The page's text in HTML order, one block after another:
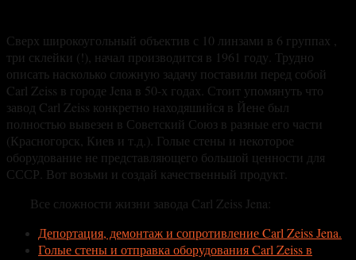
Сверх широкоугольный объектив с 10 линзами в 6 группах ,
три склейки (!), начал производится в 1961 году. Трудно
описать насколько сложную задачу поставили перед собой
Carl Zeiss в городе Jena в 50-х годах. Стоит упомянуть что
завод Carl Zeiss конкретно находяшийся в Йене был
полностью вывезен в Советский Союз в разные его части
(Красногорск, Киев и т.д.). Голые стены и некоторое
оборудование не представляющего большой ценности для
СССР. Вот возьми и создай качественный продукт.
Все сложности жизни завода Carl Zeiss Jena:
Депортация, демонтаж и сопротивление Carl Zeiss Jena.
Голые стены и отправка оборудования Carl Zeiss в